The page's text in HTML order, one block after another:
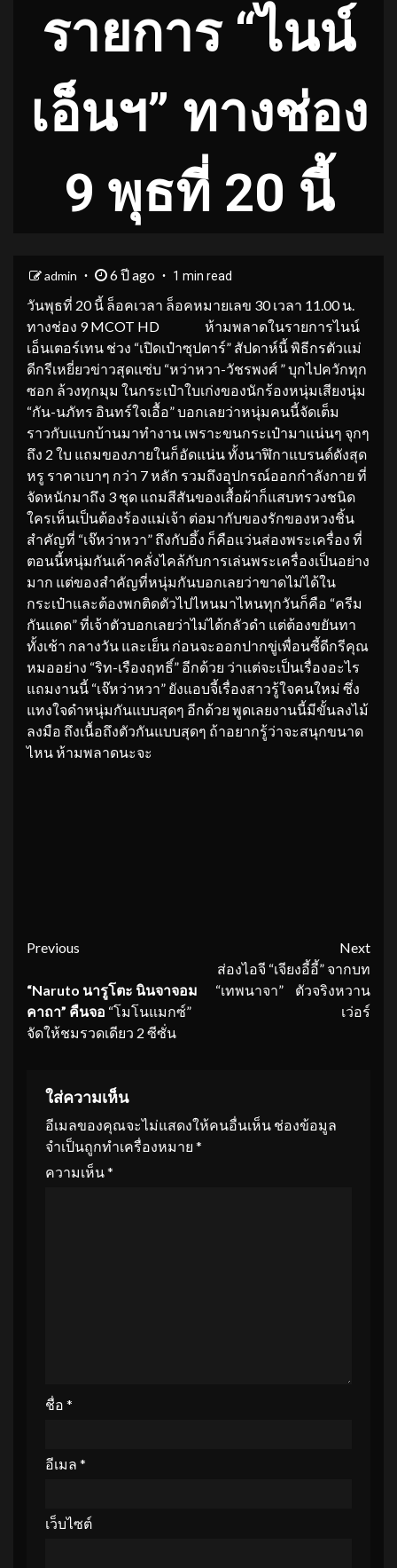
รายการ “ไนน์
เอ็นฯ” ทางช่อง
9 พุธที่ 20 นี้
admin 6 ปี ago 1 min read
วันพุธที่ 20 นี้ ล็อคเวลา ล็อคหมายเลข 30 เวลา 11.00 น.
ทางช่อง 9 MCOT HD ห้ามพลาดในรายการไนน์
เอ็นเตอร์เทน ช่วง “เปิดเป๋าซุปตาร์” สัปดาห์นี้ พิธีกรตัวแม่
ดีกรีเหยี่ยวข่าวสุดแซ่บ “หว่าหวา-วัชรพงศ์ ” บุกไปควักทุก
ซอก ล้วงทุกมุม ในกระเป๋าใบเก่งของนักร้องหนุ่มเสียงนุ่ม
“กัน-นภัทร อินทร์ใจเอื้อ” บอกเลยว่าหนุ่มคนนี้จัดเต็ม
ราวกับแบกบ้านมาทำงาน เพราะขนกระเป๋ามาแน่นๆ จุกๆ
ถึง 2 ใบ แถมของภายในก็อัดแน่น ทั้งนาฬิกาแบรนด์ดังสุด
หรู ราคาเบาๆ กว่า 7 หลัก รวมถึงอุปกรณ์ออกกำลังกาย ที่
จัดหนักมาถึง 3 ชุด แถมสีสันของเสื้อผ้าก็แสบทรวงชนิด
ใครเห็นเป็นต้องร้องแม่เจ้า ต่อมากับของรักของหวงชิ้น
สำคัญที่ “เจ๊หว่าหวา” ถึงกับอึ้ง ก็คือแว่นส่องพระเครื่อง ที่
ตอนนี้หนุ่มกันเค้าคลั่งไคล้กับการเล่นพระเครื่องเป็นอย่าง
มาก แต่ของสำคัญที่หนุ่มกันบอกเลยว่าขาดไม่ได้ใน
กระเป๋าและต้องพกติดตัวไปไหนมาไหนทุกวันก็คือ “ครีม
กันแดด” ที่เจ้าตัวบอกเลยว่าไม่ได้กลัวดำ แต่ต้องขยันทา
ทั้งเช้า กลางวัน และเย็น ก่อนจะออกปากขู่เพื่อนซี้ดีกรีคุณ
หมออย่าง “ริท-เรืองฤทธิ์” อีกด้วย ว่าแต่จะเป็นเรื่องอะไร
แถมงานนี้ “เจ๊หว่าหวา” ยังแอบจี้เรื่องสาวรู้ใจคนใหม่ ซึ่ง
แทงใจดำหนุ่มกันแบบสุดๆ อีกด้วย พูดเลยงานนี้มีขั้นลงไม้
ลงมือ ถึงเนื้อถึงตัวกันแบบสุดๆ ถ้าอยากรู้ว่าจะสนุกขนาด
ไหน ห้ามพลาดนะจะ
Continue
Reading
Previous
“Naruto นารูโตะ นินจาจอม
คาถา” คืนจอ “โมโนแมกซ์”
จัดให้ชมรวดเดียว 2 ซีซั่น
Next
ส่องไอจี “เจียงอี้อี้” จากบท
“เทพนาจา” ตัวจริงหวาน
เว่อร์
ใส่ความเห็น
อีเมลของคุณจะไม่แสดงให้คนอื่นเห็น ช่องข้อมูล
จำเป็นถูกทำเครื่องหมาย *
ความเห็น*
ชื่อ *
อีเมล *
เว็บไซต์